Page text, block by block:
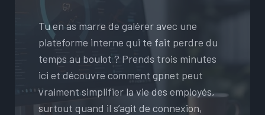
Tu en as marre de galérer avec une
plateforme interne qui te fait perdre du
temps au boulot ? Prends trois minutes
ici et découvre comment gpnet peut
vraiment simplifier la vie des employés,
surtout quand il s’agit de connexion,